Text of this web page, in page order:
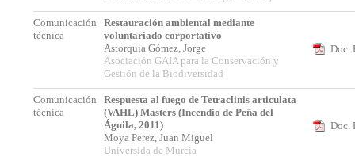
Comunicación
técnica
Restauración ambiental mediante
voluntariado corportativo
Astorquia Gómez, Jorge
Asociación GAIA para la Conservación y
Gestión de la Biodiversidad
Doc.
Comunicación
técnica
Respuesta al fuego de Tetraclinis articulata
(VAHL) Masters (Incendio de Peña del
Águila, 2011)
Moya Perez, Juan Miguel
Universida de Murcia
Doc.